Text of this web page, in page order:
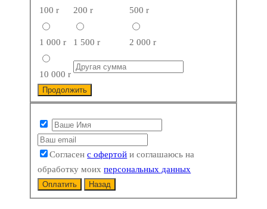
100r 200r 500r
1 000r 1 500r 2 000r
10 000r
Продолжить
Согласенс офертой и соглашаюсь на
обработку моихперсональных данных
Оплатить Назад